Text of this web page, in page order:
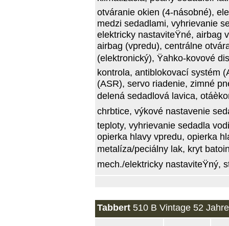
otváranie okien (4-násobné),
medzi sedadlami, vyhrievanie
elektricky nastaviteŸné, airbag
airbag (vpredu), centrálne
(elektronický), Ÿahko-kovové
kontrola, antiblokovací systém
(ASR), servo riadenie, zimné
delená sedadlová lavica,
chrbtice, výkové nastavenie
teploty, vyhrievanie sedadla
opierka hlavy vpredu, opierka
metalíza/peciálny lak, kryt
mech./elektricky nastaviteŸný,
Tabbert 510 B Vintage 52